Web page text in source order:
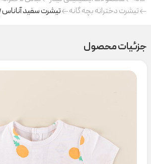
تیشرت دخترانه بچه گانه
تیشرت سفید آناناس Tex baby کد h000222
جزئیات محصول